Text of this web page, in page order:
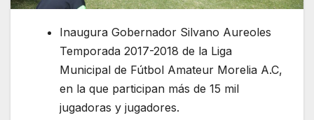
Inaugura Gobernador Silvano Aureoles
Temporada 2017-2018 de la Liga
Municipal de Fútbol Amateur Morelia A.C,
en la que participan más de 15 mil
jugadoras y jugadores.